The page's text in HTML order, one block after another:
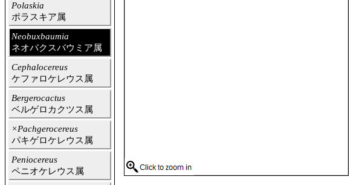
Polaskia
ポラスキア属
Neobuxbaumia
ネオバクスバウミア属
Cephalocereus
ケファロケレウス属
Bergerocactus
ベルゲロカクツス属
×Pachgerocereus
パキゲロケレウス属
Peniocereus
ペニオケレウス属